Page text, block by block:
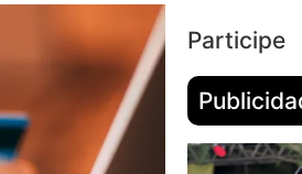
Participe